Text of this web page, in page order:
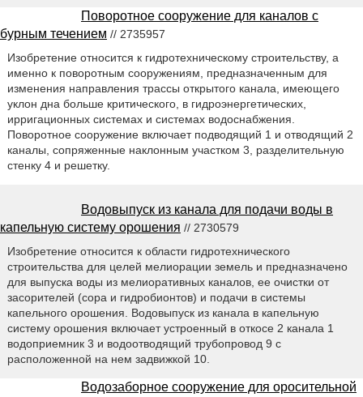
Поворотное сооружение для каналов с
бурным течением // 2735957
Изобретение относится к гидротехническому строительству, а
именно к поворотным сооружениям, предназначенным для
изменения направления трассы открытого канала, имеющего
уклон дна больше критического, в гидроэнергетических,
ирригационных системах и системах водоснабжения.
Поворотное сооружение включает подводящий 1 и отводящий 2
каналы, сопряженные наклонным участком 3, разделительную
стенку 4 и решетку.
Водовыпуск из канала для подачи воды в
капельную систему орошения // 2730579
Изобретение относится к области гидротехнического
строительства для целей мелиорации земель и предназначено
для выпуска воды из мелиоративных каналов, ее очистки от
засорителей (сора и гидробионтов) и подачи в системы
капельного орошения. Водовыпуск из канала в капельную
систему орошения включает устроенный в откосе 2 канала 1
водоприемник 3 и водоотводящий трубопровод 9 с
расположенной на нем задвижкой 10.
Водозаборное сооружение для оросительной